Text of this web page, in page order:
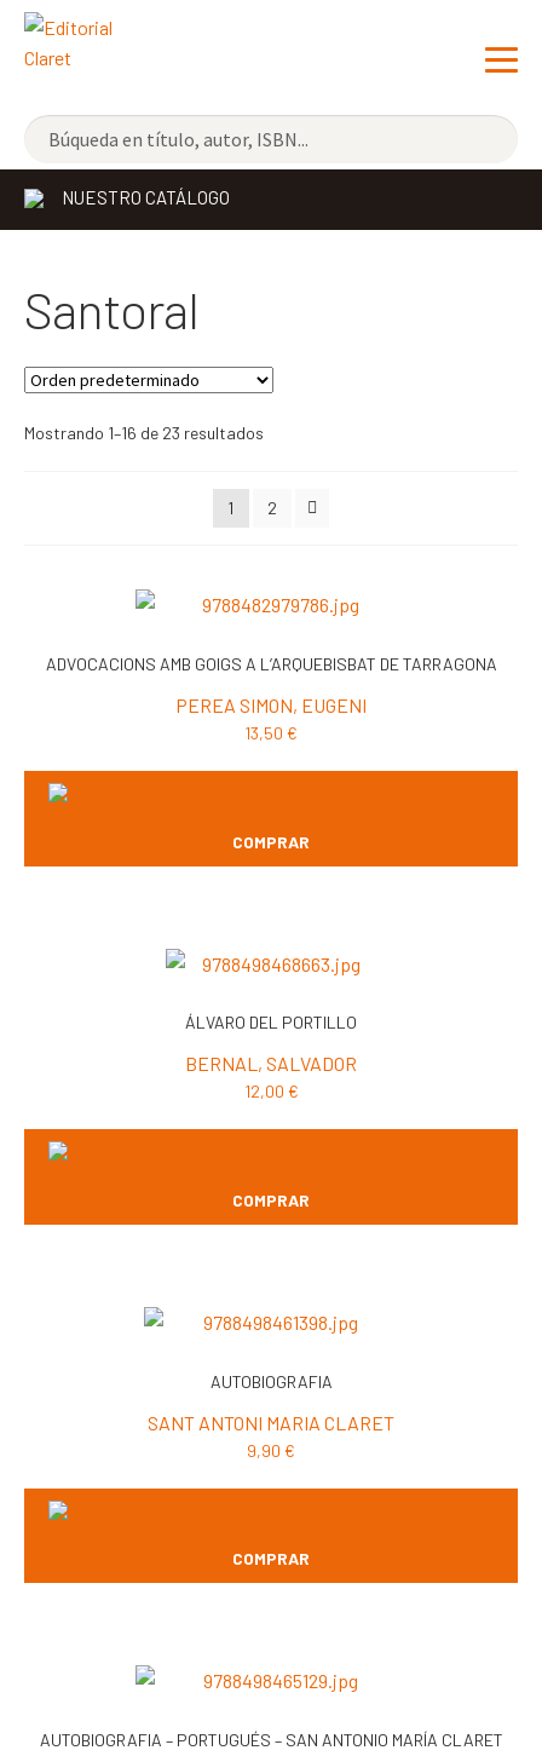
NOVEDADES
LOS MÁS VENDIDOS
LIBRERÍA CLARET
CONTACTO
NUESTRO CATÁLOGO
Santoral
Mostrando 1–16 de 23 resultados
1 2
ADVOCACIONS AMB GOIGS A L’ARQUEBISBAT DE TARRAGONA
PEREA SIMON, EUGENI
13,50 €
COMPRAR
ÁLVARO DEL PORTILLO
BERNAL, SALVADOR
12,00 €
COMPRAR
AUTOBIOGRAFIA
SANT ANTONI MARIA CLARET
9,90 €
COMPRAR
AUTOBIOGRAFIA – PORTUGUÉS – SAN ANTONIO MARÍA CLARET